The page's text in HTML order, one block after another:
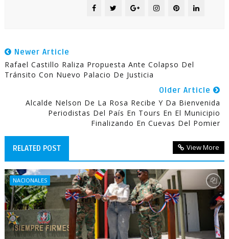
Newer Article
Rafael Castillo Raliza Propuesta Ante Colapso Del
Tránsito Con Nuevo Palacio De Justicia
Older Article
Alcalde Nelson De La Rosa Recibe Y Da Bienvenida
Periodistas Del País En Tours En El Municipio
Finalizando En Cuevas Del Pomier
RELATED POST View More
NACIONALES